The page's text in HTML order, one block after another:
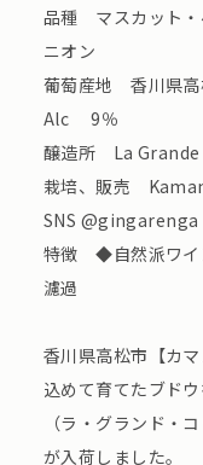
品種 マスカット・
ニオン
葡萄産地 香川県高
Alc 9％
醸造所 La Grande
栽培、販売
SNS @gingarenga
特徴 ◆自然派ワイ
濾過
香川県高松市【カ
込めて育てたブド
（ラ・グランド・
が入荷しました。